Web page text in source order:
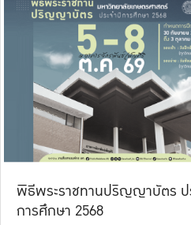
พิธีพระราชทานปริญญาบัตร ป
การศึกษา 2568